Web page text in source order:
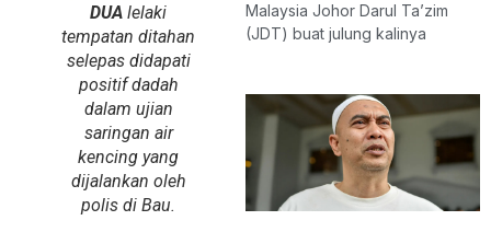
DUA lelaki
tempatan ditahan
selepas didapati
positif dadah
dalam ujian
saringan air
kencing yang
dijalankan oleh
polis di Bau.
Malaysia Johor Darul Ta’zim
(JDT) buat julung kalinya